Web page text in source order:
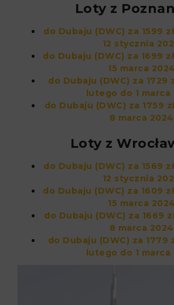
Loty z
do Dubaju (DWC) za 1599
12 stycznia
do Dubaju (DWC) za 1699
15 marca
do Dubaju (DWC) za 1729
lutego do 1 marca
do Dubaju (DWC) za 1759
8 marca
Loty z
do Dubaju (DWC) za 1569
12 stycznia
do Dubaju (DWC) za 1609
15 marca
do Dubaju (DWC) za 1669
8 marca
do Dubaju (DWC) za 1779
lutego do 1 marca